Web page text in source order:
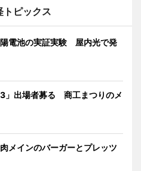
トピックス
電池の実証実験 屋内光で発
」出場者募る 商工まつりのメ
メインのバーガーとプレッツ